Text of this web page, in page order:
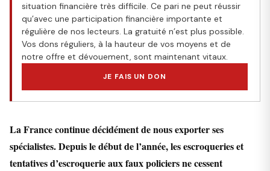
situation financière très difficile. Ce pari ne peut réussir
qu’avec une participation financière importante et
régulière de nos lecteurs. La gratuité n’est plus possible.
Vos dons réguliers, à la hauteur de vos moyens et de
notre offre et dévouement, sont maintenant vitaux.
JE FAIS UN DON
La France continue décidément de nous exporter ses
spécialistes. Depuis le début de l’année, les escroqueries et
tentatives d’escroquerie aux faux policiers ne cessent